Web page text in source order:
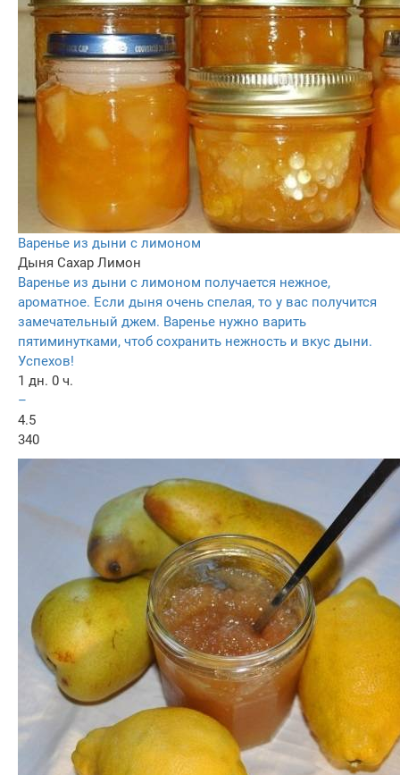
Варенье из дыни с лимоном
Дыня Сахар Лимон
Варенье из дыни с лимоном получается нежное,
ароматное. Если дыня очень спелая, то у вас получится
замечательный джем. Варенье нужно варить
пятиминутками, чтоб сохранить нежность и вкус дыни.
Успехов!
1 дн. 0 ч.
–
4.5
340